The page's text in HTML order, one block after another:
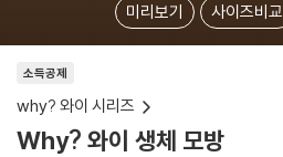
미리보기 사이즈비교
소득공제
why? 와이 시리즈
Why? 와이 생체 모방